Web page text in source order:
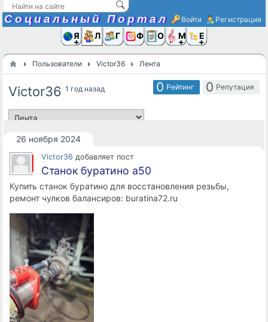
Социальный Портал Войти Регистрация
Я иЛюди
Группы
Фото Ещё
Пользователи Victor36 Лента
Victor361 год назад 0 Репутация
0 Рейтинг
26 ноября 2024
Victor36 добавляет пост
Станок буратино а50
Купить станок буратино для восстановления резьбы,
ремонт чулков балансиров: buratina72.ru